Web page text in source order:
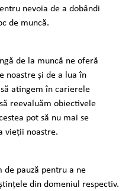
nevoia de a dobândi
de muncă.
de la muncă ne oferă
noastre și de a lua în
atingem în carierele
reevaluăm obiectivele
pot să nu mai se
vieții noastre.
de pauză pentru a ne
din domeniul respectiv.